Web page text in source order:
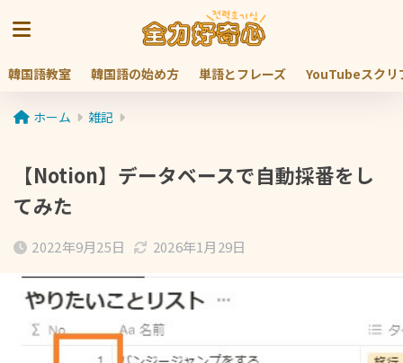
韓国語教室 韓国語の始め方 単語とフレーズ YouTubeスクリ
ホーム 雑記
【Notion】データベースで自動採番をし
てみた
2022年9月25日 2026年1月29日